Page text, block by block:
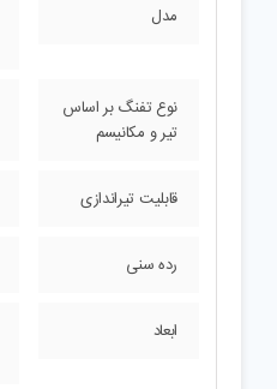
مدل
نوع تفنگ بر اساس
تیر و مکانیسم
قابلیت تیراندازی
رده سنی
ابعاد